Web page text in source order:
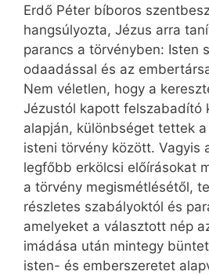
Erdő Péter bíboros
hangsúlyozta, Jézus arra
parancs a törvényben: Isten
odaadással és az
Nem véletlen, hogy a
Jézustól kapott felszabadító
alapján, különbséget tettek
isteni törvény között. Vagyis
legfőbb erkölcsi előírásokat
a törvény megismétlésétől,
részletes szabályoktól és
amelyeket a választott nép
imádása után mintegy
isten- és emberszeretet